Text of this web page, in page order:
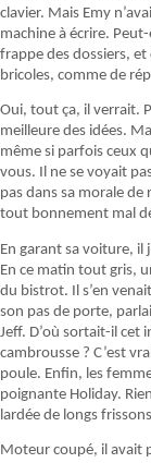
clavier. Mais Emy
machine à écrire.
frappe des dossiers, et
bricoles, comme de
Oui, tout ça, il verrait.
meilleure des idées.
même si parfois ceux
vous. Il ne se voyait
pas dans sa morale
tout bonnement mal
En garant sa voiture, il
En ce matin tout gris,
du bistrot. Il s’en
son pas de porte,
Jeff. D’où sortait-il cet
cambrousse ? C’est
poule. Enfin, les
poignante Holiday.
lardée de longs
Moteur coupé, il avait